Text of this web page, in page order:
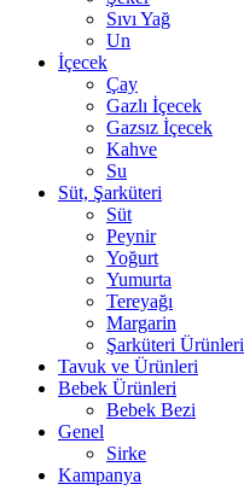
Sıvı Yağ
Un
İçecek
Çay
Gazlı İçecek
Gazsız İçecek
Kahve
Su
Süt, Şarküteri
Süt
Peynir
Yoğurt
Yumurta
Tereyağı
Margarin
Şarküteri Ürünleri
Tavuk ve Ürünleri
Bebek Ürünleri
Bebek Bezi
Genel
Sirke
Kampanya